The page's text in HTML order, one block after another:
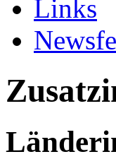
Links